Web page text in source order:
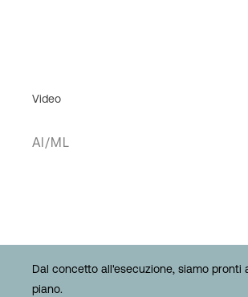
Video
AI/ML
Dal concetto all'esecuzione, siamo pronti
piano.